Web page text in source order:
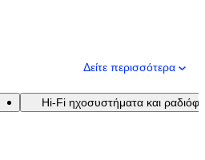
Δείτε περισσότερα
Hi-Fi ηχοσυστήματα και